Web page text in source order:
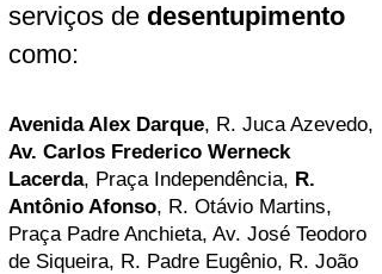
serviços de desentupimento
como:
Avenida Alex Darque, R. Juca Azevedo,
Av. Carlos Frederico Werneck
Lacerda, Praça Independência, R.
Antônio Afonso, R. Otávio Martins,
Praça Padre Anchieta, Av. José Teodoro
de Siqueira, R. Padre Eugênio, R. João